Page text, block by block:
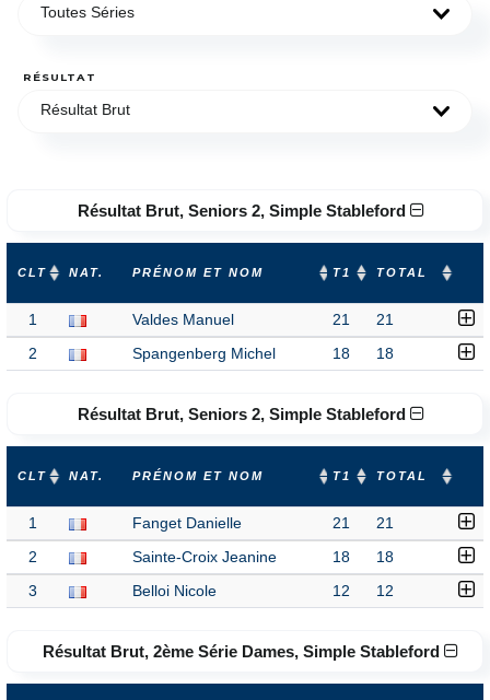
Toutes Séries
RÉSULTAT
Résultat Brut
Résultat Brut, Seniors 2, Simple Stableford
CLT NAT. PRÉNOM ET NOM T1 TOTAL
1 Valdes Manuel 21 21
2 Spangenberg Michel 18 18
Résultat Brut, Seniors 2, Simple Stableford
CLT NAT. PRÉNOM ET NOM T1 TOTAL
1 Fanget Danielle 21 21
2 Sainte-Croix Jeanine 18 18
3 Belloi Nicole 12 12
Résultat Brut, 2ème Série Dames, Simple Stableford